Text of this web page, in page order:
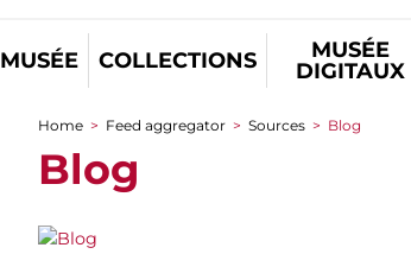
MUSÉE COLLECTIONS
MUSÉE
DIGITAUX
You are here
Home > Feed aggregator > Sources > Blog
Blog